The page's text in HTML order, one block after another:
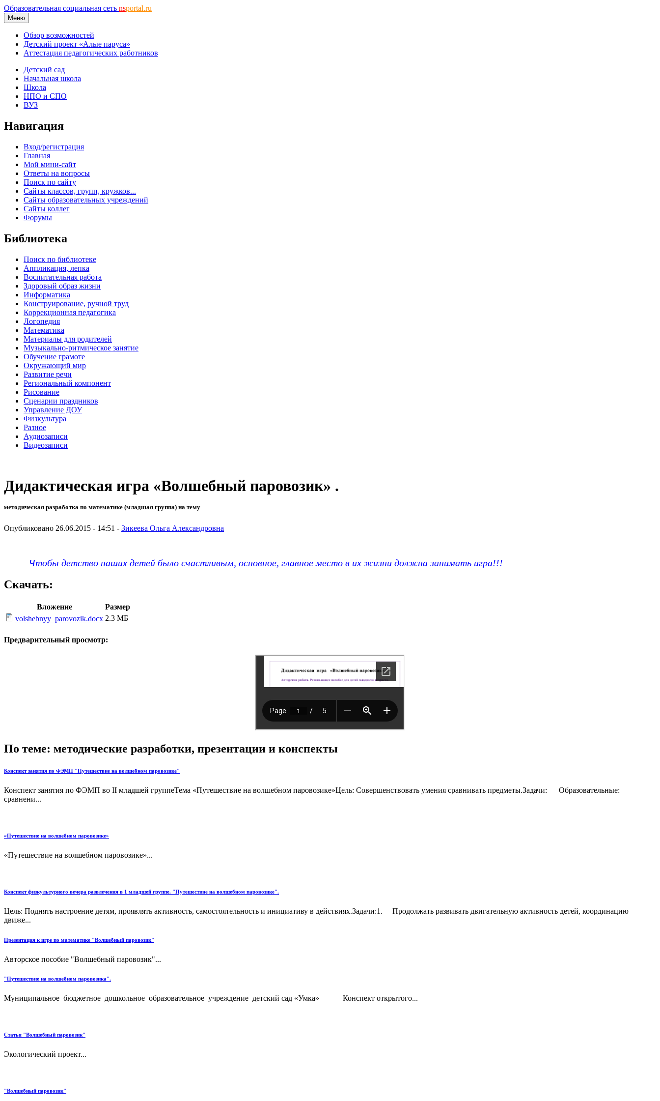
Образовательная социальная сеть nsportal.ru
Меню
Обзор возможностей
Детский проект «Алые паруса»
Аттестация педагогических работников
Детский сад
Начальная школа
Школа
НПО и СПО
ВУЗ
Навигация
Вход/регистрация
Главная
Мой мини-сайт
Ответы на вопросы
Поиск по сайту
Сайты классов, групп, кружков...
Сайты образовательных учреждений
Сайты коллег
Форумы
Библиотека
Поиск по библиотеке
Аппликация, лепка
Воспитательная работа
Здоровый образ жизни
Информатика
Конструирование, ручной труд
Коррекционная педагогика
Логопедия
Математика
Материалы для родителей
Музыкально-ритмическое занятие
Обучение грамоте
Окружающий мир
Развитие речи
Региональный компонент
Рисование
Сценарии праздников
Управление ДОУ
Физкультура
Разное
Аудиозаписи
Видеозаписи
Дидактическая игра «Волшебный паровозик» .
методическая разработка по математике (младшая группа) на тему
Опубликовано 26.06.2015 - 14:51 - Зикеева Ольга Александровна
Чтобы детство наших детей было счастливым, основное, главное место в их жизни должна занимать игра!!!
Скачать:
Вложение
Размер
volshebnyy_parovozik.docx 2.3 МБ
Предварительный просмотр:
По теме: методические разработки, презентации и конспекты
Конспект занятия по ФЭМП "Путешествие на волшебном паровозике"
Конспект занятия по ФЭМП во II младшей группеТема «Путешествие на волшебном паровозике»Цель: Совершенствовать умения сравнивать предметы.Задачи: Образовательные:
сравнени...
«Путешествие на волшебном паровозике»
«Путешествие на волшебном паровозике»...
Конспект физкультурного вечера развлечения в 1 младшей группе. "Путешествие на волшебном паровозике".
Цель: Поднять настроение детям, проявлять активность, самостоятельность и инициативу в действиях.Задачи:1. Продолжать развивать двигательную активность детей, координацию
движе...
Презентация к игре по математике "Волшебный паровозик"
Авторское пособие "Волшебный паровозик"...
"Путешествие на волшебном паровозика".
Муниципальное бюджетное дошкольное образовательное учреждение детский сад «Умка» Конспект открытого...
Статья "Волшебный паровозик"
Экологический проект...
"Волшебный паровозик"